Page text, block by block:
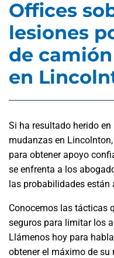
Offices
lesiones
de
en
Si ha resultado herido
mudanzas en
para obtener apoyo
se enfrenta a los
las probabilidades están
Conocemos las tácticas
seguros para limitar los
Llámenos hoy para
obtener el máximo de su